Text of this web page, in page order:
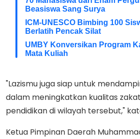
Beasiswa Sang Surya
ICM-UNESCO Bimbing 100
Berlatih Pencak Silat
UMBY Konversikan Program
Mata Kuliah
"Lazismu juga siap untuk
dalam meningkatkan kualitas
pendidikan di wilayah tersebut,"
Ketua Pimpinan Daerah